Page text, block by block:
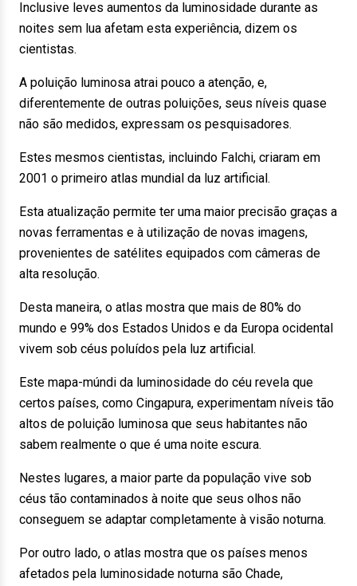
Inclusive leves aumentos da luminosidade durante as
noites sem lua afetam esta experiência, dizem os
cientistas.
A poluição luminosa atrai pouco a atenção, e,
diferentemente de outras poluições, seus níveis quase
não são medidos, expressam os pesquisadores.
Estes mesmos cientistas, incluindo Falchi, criaram em
2001 o primeiro atlas mundial da luz artificial.
Esta atualização permite ter uma maior precisão graças a
novas ferramentas e à utilização de novas imagens,
provenientes de satélites equipados com câmeras de
alta resolução.
Desta maneira, o atlas mostra que mais de 80% do
mundo e 99% dos Estados Unidos e da Europa ocidental
vivem sob céus poluídos pela luz artificial.
Este mapa-múndi da luminosidade do céu revela que
certos países, como Cingapura, experimentam níveis tão
altos de poluição luminosa que seus habitantes não
sabem realmente o que é uma noite escura.
Nestes lugares, a maior parte da população vive sob
céus tão contaminados à noite que seus olhos não
conseguem se adaptar completamente à visão noturna.
Por outro lado, o atlas mostra que os países menos
afetados pela luminosidade noturna são Chade,